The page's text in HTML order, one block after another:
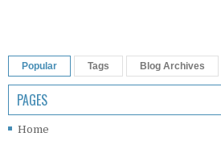
Popular Tags Blog Archives
PAGES
Home